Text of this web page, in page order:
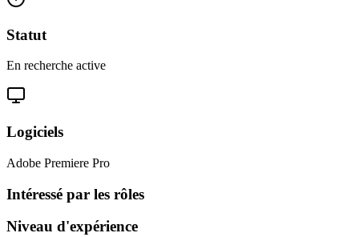
Statut
En recherche active
Logiciels
Adobe Premiere Pro
Intéressé par les rôles
Niveau d'expérience